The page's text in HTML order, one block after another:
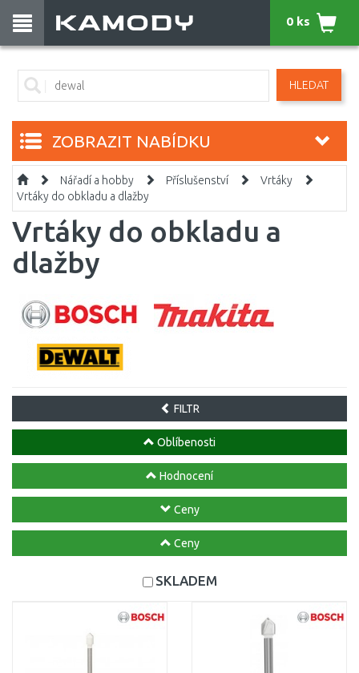
HLEDAT
0 ks
ZOBRAZIT NABÍDKU
Nářadí a hobby Příslušenství
Vrtáky
Vrtáky do obkladu a dlažby
Vrtáky do obkladu a
dlažby
FILTR
Oblíbenosti
Hodnocení
Ceny
Ceny
SKLADEM